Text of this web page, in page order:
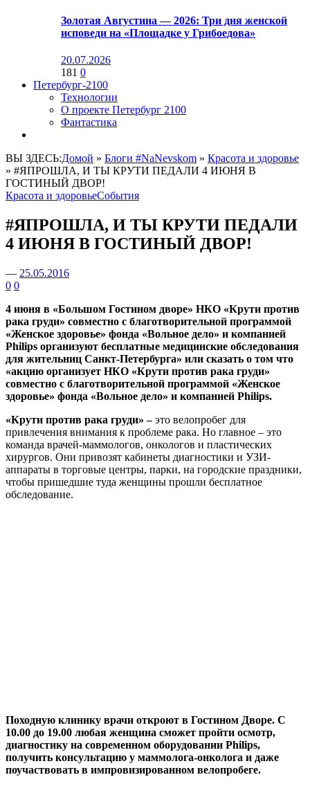
Золотая Августина — 2026: Три дня женской
исповеди на «Площадке у Грибоедова»
20.07.2026
181 0
Петербург-2100
Технологии
О проекте Петербург 2100
Фантастика
ВЫ ЗДЕСЬ:Домой » Блоги #NaNevskom » Красота и здоровье
» #ЯПРОШЛА, И ТЫ КРУТИ ПЕДАЛИ 4 ИЮНЯ В
ГОСТИНЫЙ ДВОР!
Красота и здоровьеСобытия
#ЯПРОШЛА, И ТЫ КРУТИ ПЕДАЛИ
4 ИЮНЯ В ГОСТИНЫЙ ДВОР!
— 25.05.2016
0 0
4 июня в «Большом Гостином дворе» НКО «Крути против
рака груди» совместно c благотворительной программой
«Женское здоровье» фонда «Вольное дело» и компанией
Philips организуют бесплатные медицинские обследования
для жительниц Санкт-Петербурга» или сказать о том что
«акцию организует НКО «Крути против рака груди»
совместно c благотворительной программой «Женское
здоровье» фонда «Вольное дело» и компанией Philips.
«Крути против рака груди» –это велопробег для
привлечения внимания к проблеме рака. Но главное – это
команда врачей-маммологов, онкологов и пластических
хирургов. Они привозят кабинеты диагностики и УЗИ-
аппараты в торговые центры, парки, на городские праздники,
чтобы пришедшие туда женщины прошли бесплатное
обследование.
Походную клинику врачи откроют в Гостином Дворе. С
10.00 до 19.00 любая женщина сможет пройти осмотр,
диагностику на современном оборудовании Philips,
получить консультацию у маммолога-онколога и даже
поучаствовать в импровизированном велопробеге.